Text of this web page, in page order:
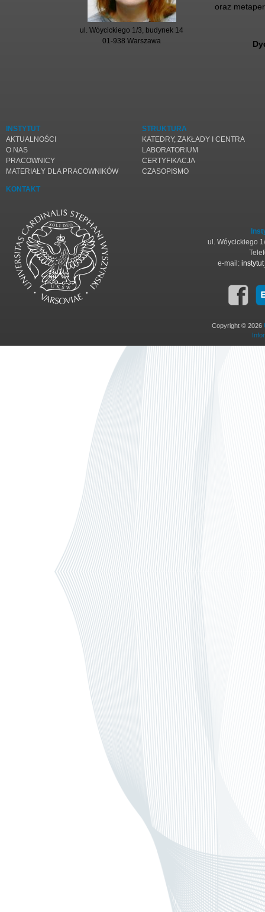
ul. Wóycickiego 1/3, budynek 14
01-938 Warszawa
oraz
INSTYTUT
AKTUALNOŚCI
O NAS
PRACOWNICY
MATERIAŁY DLA PRACOWNIKÓW
KONTAKT
STRUKTURA
KATEDRY, ZAKŁADY I CENTRA
LABORATORIUM
CERTYFIKACJA
CZASOPISMO
ul. Wóycickiego
e-mail:
Copyright © 2026